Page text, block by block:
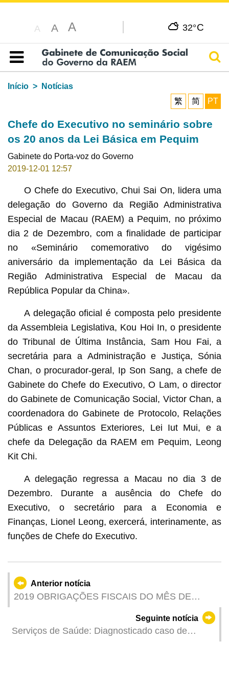
A A A 32°C
Índice
Início
Notícias
繁
简 PT
Chefe do Executivo no seminário sobre
os 20 anos da Lei Básica em Pequim
Gabinete do Porta-voz do Governo
2019-12-01 12:57
O Chefe do Executivo, Chui Sai On, lidera uma
delegação do Governo da Região Administrativa
Especial de Macau (RAEM) a Pequim, no próximo
dia 2 de Dezembro, com a finalidade de participar
no «Seminário comemorativo do vigésimo
aniversário da implementação da Lei Básica da
Região Administrativa Especial de Macau da
República Popular da China».
A delegação oficial é composta pelo presidente
da Assembleia Legislativa, Kou Hoi In, o presidente
do Tribunal de Última Instância, Sam Hou Fai, a
secretária para a Administração e Justiça, Sónia
Chan, o procurador-geral, Ip Son Sang, a chefe de
Gabinete do Chefe do Executivo, O Lam, o director
do Gabinete de Comunicação Social, Victor Chan, a
coordenadora do Gabinete de Protocolo, Relações
Públicas e Assuntos Exteriores, Lei Iut Mui, e a
chefe da Delegação da RAEM em Pequim, Leong
Kit Chi.
A delegação regressa a Macau no dia 3 de
Dezembro. Durante a ausência do Chefe do
Executivo, o secretário para a Economia e
Finanças, Lionel Leong, exercerá, interinamente, as
funções de Chefe do Executivo.
Anterior notícia
2019 OBRIGAÇÕES FISCAIS DO MÊS DE
Seguinte notícia
Serviços de Saúde: Diagnosticado caso de